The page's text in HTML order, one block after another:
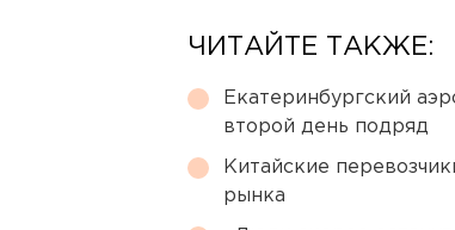
ЧИТАЙТЕ ТАКЖЕ:
Екатеринбургский
второй день подряд
Китайские
рынка